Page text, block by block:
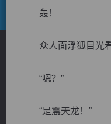
轰！
众人面浮狐目光看
“嗯？”
“是震天龙！”